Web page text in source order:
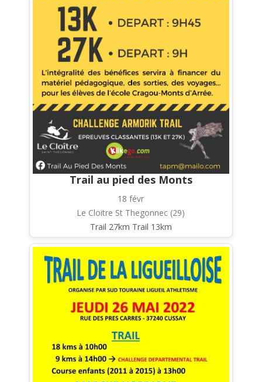
Trail au pied des Monts
18 févr
Le Cloitre St Thegonnec (29)
Trail 27km Trail 13km